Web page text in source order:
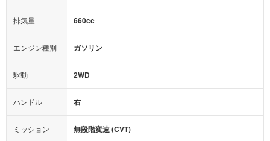
ミュージックプレイヤー接続可
後席モニター
サポカー
アクセル踏み間違い（誤発進）防止装置
アダプティブクルーズコントロール
ヒルディセントコントロール
オートマチックハイビーム
排気量 660cc
エンジン種別 ガソリン
駆動 2WD
ハンドル 右
ミッション 無段階変速 (CVT)